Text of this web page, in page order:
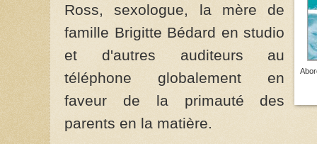
Ross, sexologue, la mère de
famille Brigitte Bédard en studio
et d'autres auditeurs au
téléphone globalement en
faveur de la primauté des
parents en la matière.